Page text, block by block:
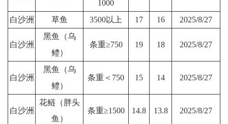
1000
白沙洲 草鱼 3500以上 17 16 2025/8/27
白沙洲
黑鱼（乌
鳢）
条重≥750 19 18 2025/8/27
白沙洲
黑鱼（乌
鳢）
条重＜750 15 14 2025/8/27
白沙洲
花鲢（胖头
鱼）
条重≥1500 14.8 13.8 2025/8/27